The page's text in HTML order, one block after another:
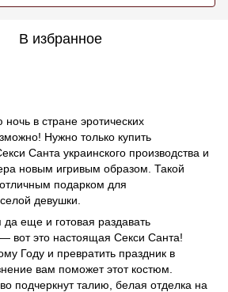
В избранное
в стране эротических
Нужно только купить
Санта украинского производства и
новым игривым образом. Такой
подарком для
девушки.
да еще и готовая раздавать
вот это настоящая Секси Санта!
Году и превратить праздник в
вам поможет этот костюм.
подчеркнут талию, белая отделка на